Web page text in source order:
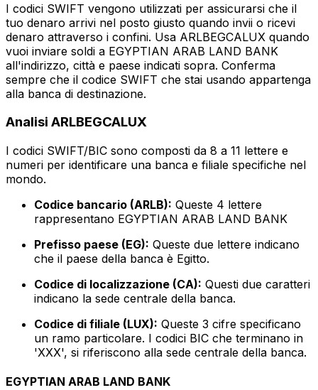
I codici SWIFT vengono utilizzati per assicurarsi che il
tuo denaro arrivi nel posto giusto quando invii o ricevi
denaro attraverso i confini. Usa ARLBEGCALUX quando
vuoi inviare soldi a EGYPTIAN ARAB LAND BANK
all'indirizzo, città e paese indicati sopra. Conferma
sempre che il codice SWIFT che stai usando appartenga
alla banca di destinazione.
Analisi ARLBEGCALUX
I codici SWIFT/BIC sono composti da 8 a 11 lettere e
numeri per identificare una banca e filiale specifiche nel
mondo.
Codice bancario (ARLB): Queste 4 lettere
rappresentano EGYPTIAN ARAB LAND BANK
Prefisso paese (EG): Queste due lettere indicano
che il paese della banca è Egitto.
Codice di localizzazione (CA): Questi due caratteri
indicano la sede centrale della banca.
Codice di filiale (LUX): Queste 3 cifre specificano
un ramo particolare. I codici BIC che terminano in
'XXX', si riferiscono alla sede centrale della banca.
EGYPTIAN ARAB LAND BANK